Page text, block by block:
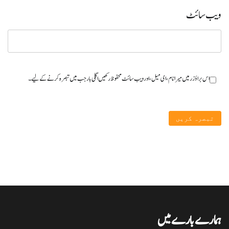
ویب‌ سائٹ
اس براؤزر میں میرا نام، ای میل، اور ویب سائٹ محفوظ رکھیں اگلی بار جب میں تبصرہ کرنے کےلیے۔
ہمارے بارے میں